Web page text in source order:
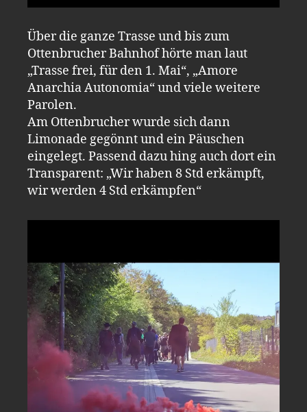
Über die ganze Trasse und bis zum
Ottenbrucher Bahnhof hörte man laut
„Trasse frei, für den 1. Mai“, „Amore
Anarchia Autonomia“ und viele weitere
Parolen.
Am Ottenbrucher wurde sich dann
Limonade gegönnt und ein Päuschen
eingelegt. Passend dazu hing auch dort ein
Transparent: „Wir haben 8 Std erkämpft,
wir werden 4 Std erkämpfen“